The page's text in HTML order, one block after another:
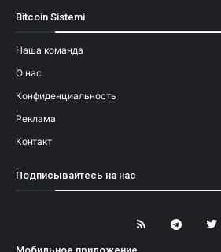
Bitcoin Sistemi
Наша команда
О нас
Конфиденциальность
Реклама
Контакт
Подписывайтесь на нас